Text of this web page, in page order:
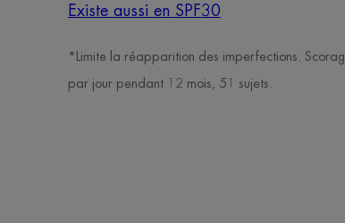
Existe aussi en SPF30
*Limite la réapparition des imperfections.
par jour pendant 12 mois, 51 sujets.